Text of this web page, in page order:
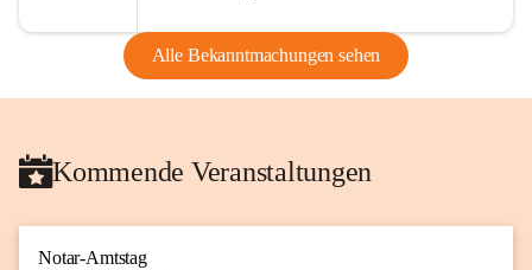
Alle Bekanntmachungen sehen
Kommende Veranstaltungen
Notar-Amtstag